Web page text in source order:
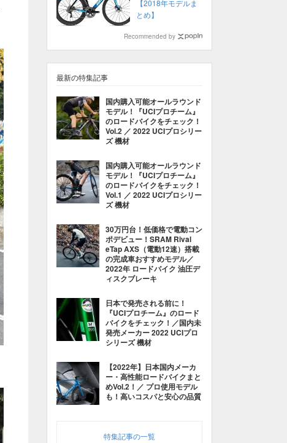
【2018年モデルま
とめ】
Recommended by
最新の特集記事
国内購入可能オールラウンド
モデル！『UCIプロチーム』
のロードバイクをチェック！
Vol.2 ／ 2022 UCIプロシリー
ズ 機材
国内購入可能オールラウンド
モデル！『UCIプロチーム』
のロードバイクをチェック！
Vol.1 ／ 2022 UCIプロシリー
ズ 機材
30万円台！低価格で電動コン
ポデビュー！SRAM Rival
eTap AXS（電動12速）搭載
の完成車おすすめモデル／
2022年 ロードバイク 油圧デ
ィスクブレーキ
日本で発売される前に！
『UCIプロチーム』のロード
バイクをチェック！／国内未
発売メーカー 2022 UCIプロ
シリーズ 機材
【2022年】日本国内メーカ
ー・高性能ロードバイクまと
めVol.2！／ プロ使用モデル
も！高いコスパと安心の品質
特集記事の一覧